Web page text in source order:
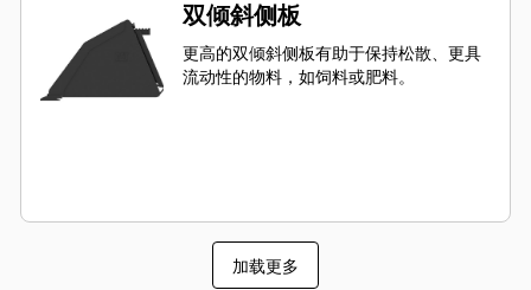
双倾斜侧板
更高的双倾斜侧板有助于保持松散、更具
流动性的物料，如饲料或肥料。
加载更多